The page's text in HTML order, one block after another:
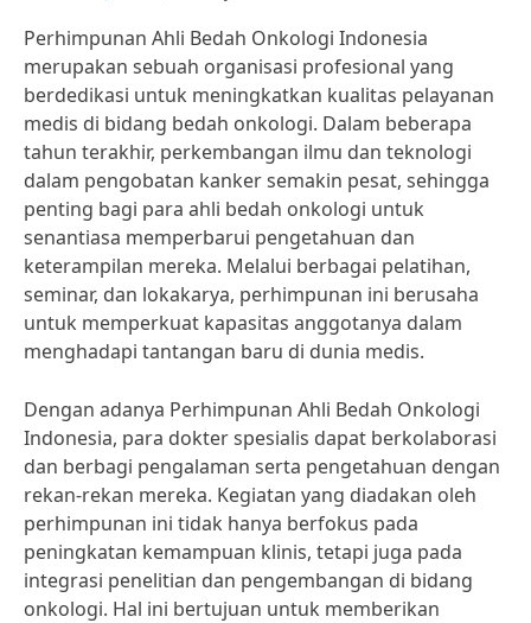
Perhimpunan Ahli Bedah Onkologi Indonesia
merupakan sebuah organisasi profesional yang
berdedikasi untuk meningkatkan kualitas pelayanan
medis di bidang bedah onkologi. Dalam beberapa
tahun terakhir, perkembangan ilmu dan teknologi
dalam pengobatan kanker semakin pesat, sehingga
penting bagi para ahli bedah onkologi untuk
senantiasa memperbarui pengetahuan dan
keterampilan mereka. Melalui berbagai pelatihan,
seminar, dan lokakarya, perhimpunan ini berusaha
untuk memperkuat kapasitas anggotanya dalam
menghadapi tantangan baru di dunia medis.
Dengan adanya Perhimpunan Ahli Bedah Onkologi
Indonesia, para dokter spesialis dapat berkolaborasi
dan berbagi pengalaman serta pengetahuan dengan
rekan-rekan mereka. Kegiatan yang diadakan oleh
perhimpunan ini tidak hanya berfokus pada
peningkatan kemampuan klinis, tetapi juga pada
integrasi penelitian dan pengembangan di bidang
onkologi. Hal ini bertujuan untuk memberikan